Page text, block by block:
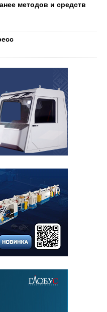
методов и средств